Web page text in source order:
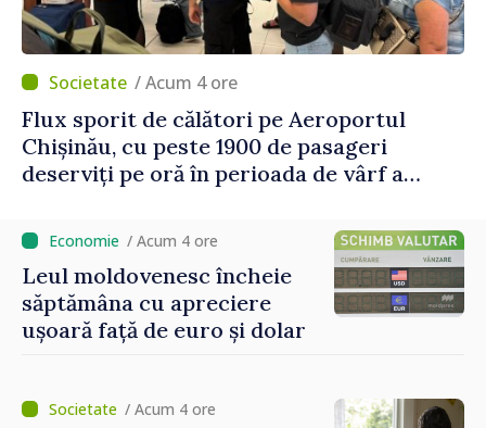
/ Acum 4 ore
Flux sporit de călători pe Aeroportul
Chișinău, cu peste 1900 de pasageri
deserviți pe oră în perioada de vârf a
/ Acum 4 ore
Leul moldovenesc încheie
săptămâna cu apreciere
ușoară față de euro și dolar
/ Acum 4 ore